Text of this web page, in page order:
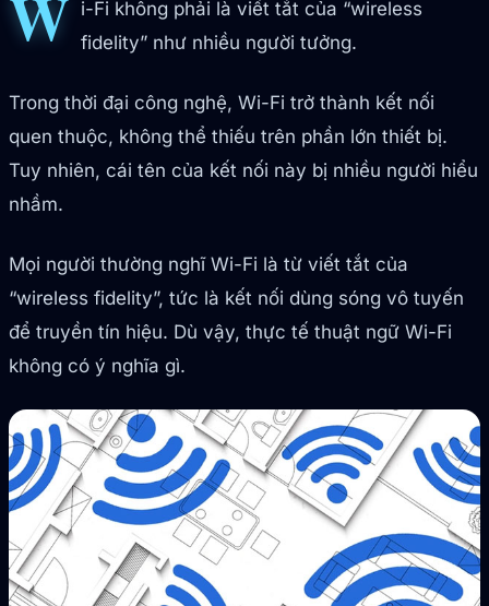
i-Fi không phải là viết tắt của “wireless
fidelity” như nhiều người tưởng.
Trong thời đại công nghệ, Wi-Fi trở thành kết nối
quen thuộc, không thể thiếu trên phần lớn thiết bị.
Tuy nhiên, cái tên của kết nối này bị nhiều người hiểu
nhầm.
Mọi người thường nghĩ Wi-Fi là từ viết tắt của
“wireless fidelity”, tức là kết nối dùng sóng vô tuyến
để truyền tín hiệu. Dù vậy, thực tế thuật ngữ Wi-Fi
không có ý nghĩa gì.